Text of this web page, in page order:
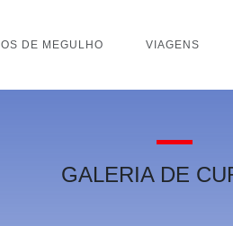
DE MEGULHO VIAGENS
GALERIA DE